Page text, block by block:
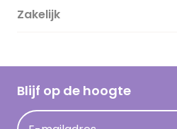
Duurzaamheid
Hallmark Kaartclub
Acties
Magazine
Cadeau inspiratie
Kaartinspiratie
Zakelijk
Blijf op de hoogte